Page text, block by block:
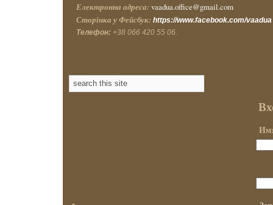
Електронна адреса: vaadua.office@gmail.com
Сторінка у Фейсбук: https://www.facebook.com/vaadua
Телефон: +38 066 420 55 06.